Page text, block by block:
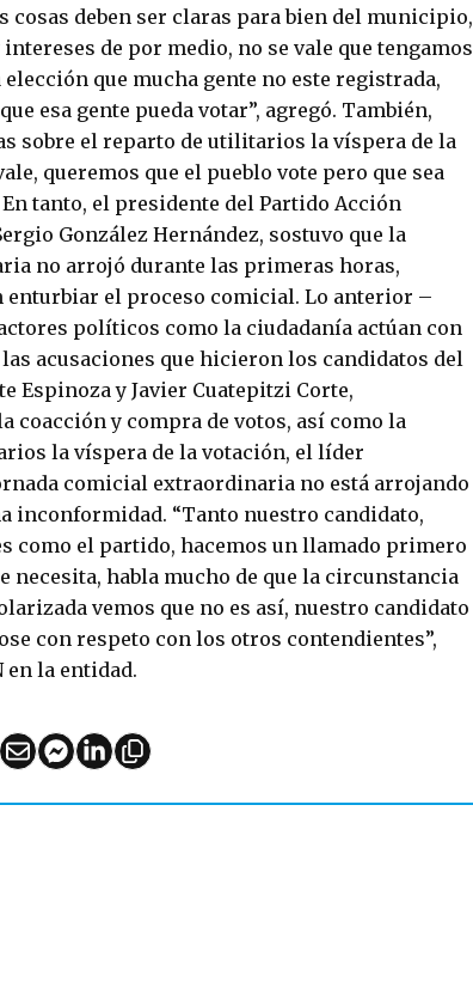
cosas deben ser claras para bien del municipio,
de por medio, no se vale que tengamos
que mucha gente no este registrada,
esa gente pueda votar”, agregó. También,
sobre el reparto de utilitarios la víspera de la
queremos que el pueblo vote pero que sea
tanto, el presidente del Partido Acción
González Hernández, sostuvo que la
no arrojó durante las primeras horas,
el proceso comicial. Lo anterior –
políticos como la ciudadanía actúan con
acusaciones que hicieron los candidatos del
Espinoza y Javier Cuatepitzi Corte,
coacción y compra de votos, así como la
la víspera de la votación, el líder
comicial extraordinaria no está arrojando
inconformidad. “Tanto nuestro candidato,
como el partido, hacemos un llamado primero
necesita, habla mucho de que la circunstancia
vemos que no es así, nuestro candidato
con respeto con los otros contendientes”,
en la entidad.